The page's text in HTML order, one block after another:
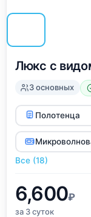
Люкс с
3 основных
Полотенца
Все (18)
6,600₽
за 3суток